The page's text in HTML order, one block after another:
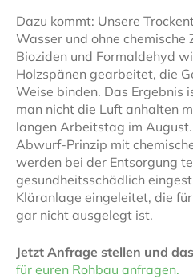
Dazu kommt: Unsere
Wasser und ohne
Bioziden und Formaldehyd
Holzspänen gearbeitet, die
Weise binden. Das Ergebnis
man nicht die Luft anhalten
langen Arbeitstag im
Abwurf-Prinzip mit
werden bei der Entsorgung
gesundheitsschädlich
Kläranlage eingeleitet, die
gar nicht ausgelegt ist.
Jetzt Anfrage stellen und das
für euren Rohbau anfragen.